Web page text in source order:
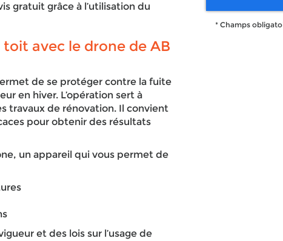
gratuit grâce à l’utilisation du
avec le drone de AB
de se protéger contre la fuite
en hiver. L’opération sert à
travaux de rénovation. Il convient
pour obtenir des résultats
un appareil qui vous permet de
et des lois sur l’usage de
* Champs